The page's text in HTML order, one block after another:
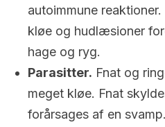
autoimmune
kløe og hudlæsioner
hage og ryg.
Parasitter. Fnat og
meget kløe. Fnat
forårsages af en